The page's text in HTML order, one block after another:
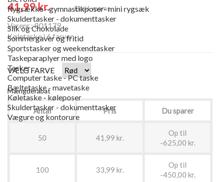
Rygsække - gymnastikposer- mini rygsæk
Skuldertasker - dokumenttasker
Slik og Chokolade
Sommergaver og fritid
Sportstasker og weekendtasker
Taskeparaplyer med logo
Tasker
Computer taske - PC taske
Bæltetaske - mavetaske
Køletaske - køleposer
Skuldertasker - dokumenttasker
Vægure og kontorure
41,99 kr.
Ekskl. moms
Varenr.: 801179
Køletaske i 6 farver
VÆLG FARVE
Mængderabat
Antal Pris Du sparer
50 41,99 kr.
Op til
-625,00 kr.
100 33,99 kr.
Op til
-450,00 kr.